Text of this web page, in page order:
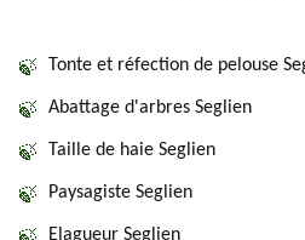
Tonte et réfection de pelouse
Abattage d'arbres Seglien
Taille de haie Seglien
Paysagiste Seglien
Elagueur Seglien